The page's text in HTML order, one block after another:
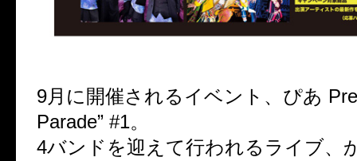
9月に開催されるイベント、ぴあ
Parade” #1。
4バンドを迎えて行われるライブ、